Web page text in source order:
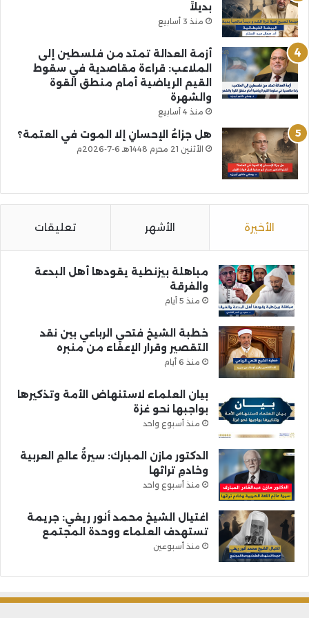
بديلاً
منذ 3 أسابيع
أزمة العدالة تمتد من فلسطين إلى
الملاعب: قراءة مقاصدية في سقوط
القيم الرياضية أمام منطق القوة
والشهرة
منذ 4 أسابيع
هل جزاءُ الإحسانِ إلا الموت في العتمة؟
الأثنين 21 محرم 1448هـ 6-7-2026م
الأخيرة الأشهر تعليقات
مباهلة بيزنطية يقودها أهل البدعة
والفرقة
منذ 5 أيام
خطبة الشيخ فتحي الرباعي بين نقد
التقصير وقرار الإعفاء من منبره
منذ 6 أيام
بيان العلماء لاستنهاض الأمة وتذكيرها
بواجبها نحو غزة
منذ أسبوع واحد
الدكتور مازن المبارك: سيرةُ عالمِ العربية
وخادمِ تراثها
منذ أسبوع واحد
اغتيال الشيخ محمد أنور ريغي: جريمة
تستهدف العلماء ووحدة المجتمع
منذ أسبوعين